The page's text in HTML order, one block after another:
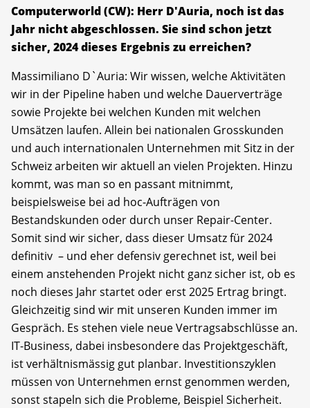
Computerworld (CW): Herr D'Auria, noch ist das
Jahr nicht abgeschlossen. Sie sind schon jetzt
sicher, 2024 dieses Ergebnis zu erreichen?
Massimiliano D`Auria: Wir wissen, welche Aktivitäten
wir in der Pipeline haben und welche Dauerverträge
sowie Projekte bei welchen Kunden mit welchen
Umsätzen laufen. Allein bei nationalen Grosskunden
und auch internationalen Unternehmen mit Sitz in der
Schweiz arbeiten wir aktuell an vielen Projekten. Hinzu
kommt, was man so en passant mitnimmt,
beispielsweise bei ad hoc-Aufträgen von
Bestandskunden oder durch unser Repair-Center.
Somit sind wir sicher, dass dieser Umsatz für 2024
definitiv – und eher defensiv gerechnet ist, weil bei
einem anstehenden Projekt nicht ganz sicher ist, ob es
noch dieses Jahr startet oder erst 2025 Ertrag bringt.
Gleichzeitig sind wir mit unseren Kunden immer im
Gespräch. Es stehen viele neue Vertragsabschlüsse an.
IT-Business, dabei insbesondere das Projektgeschäft,
ist verhältnismässig gut planbar. Investitionszyklen
müssen von Unternehmen ernst genommen werden,
sonst stapeln sich die Probleme, Beispiel Sicherheit.